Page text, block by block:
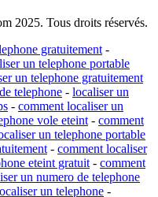
2025. Tous droits réservés.
gratuitement -
un telephone portable
un telephone gratuitement
telephone - localiser un
- comment localiser un
vole eteint - comment
un telephone portable
- comment localiser
eteint gratuit - comment
un numero de telephone
un telephone -